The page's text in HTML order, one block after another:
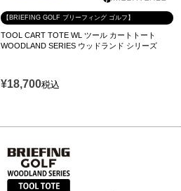
【BRIEFING GOLF ブリーフィング ゴルフ】
TOOL CART TOTE WL ツール カートトート
WOODLAND SERIES ウッドランド シリーズ
¥18,700税込